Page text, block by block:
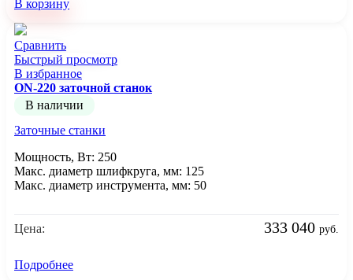
В корзину
Сравнить
Быстрый просмотр
В избранное
ON-220 заточной станок
В наличии
Заточные станки
Цена: 333 040 руб.
Мощность, Вт: 250
Макс. диаметр шлифкруга, мм: 125
Макс. диаметр инструмента, мм: 50
Подробнее